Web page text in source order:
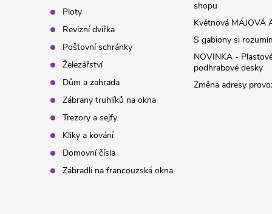
Ploty
Revizní dvířka
Poštovní schránky
Železářství
Dům a zahrada
Zábrany truhlíků na okna
Trezory a sejfy
Kliky a kování
Domovní čísla
Zábradlí na francouzská okna
shopu
Květnová MÁJOVÁ
S gabiony si
NOVINKA -
podhrabové desky
Změna adresy